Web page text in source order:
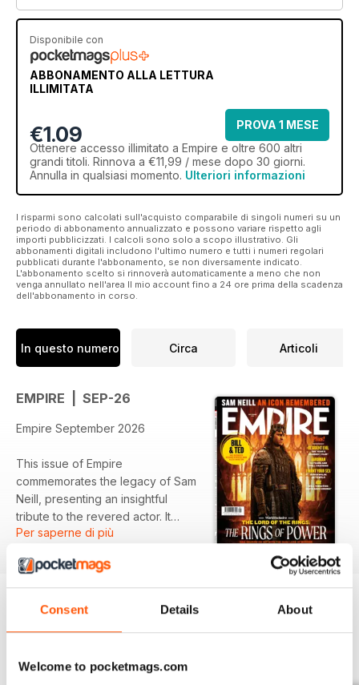
Consent Details About
Welcome to pocketmags.com
Disponibile con
ABBONAMENTO ALLA LETTURA
ILLIMITATA
€1.09
PROVA 1 MESE
Ottenere accesso illimitato a Empire e oltre 600 altri
grandi titoli. Rinnova a €11,99 / mese dopo 30 giorni.
Annulla in qualsiasi momento. Ulteriori informazioni
I risparmi sono calcolati sull'acquisto comparabile di singoli numeri su un
periodo di abbonamento annualizzato e possono variare rispetto agli
importi pubblicizzati. I calcoli sono solo a scopo illustrativo. Gli
abbonamenti digitali includono l'ultimo numero e tutti i numeri regolari
pubblicati durante l'abbonamento, se non diversamente indicato.
L'abbonamento scelto si rinnoverà automaticamente a meno che non
venga annullato nell'area Il mio account fino a 24 ore prima della scadenza
dell'abbonamento in corso.
In questo numero Circa Articoli
EMPIRE | SEP-26
Empire September 2026
This issue of Empire
commemorates the legacy of Sam
Neill, presenting an insightful
tribute to the revered actor. It
features exclusive content on
of Power," alongside an
exploration of the year’s scariest
film, "Resident Evil." It also
Per saperne di più